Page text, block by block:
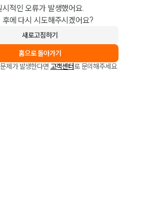
시적인 오류가 발생했어요.
후에 다시 시도해주시겠어요?
새로고침하기
홈으로 돌아가기
제가 발생한다면 고객센터로 문의해주세요.